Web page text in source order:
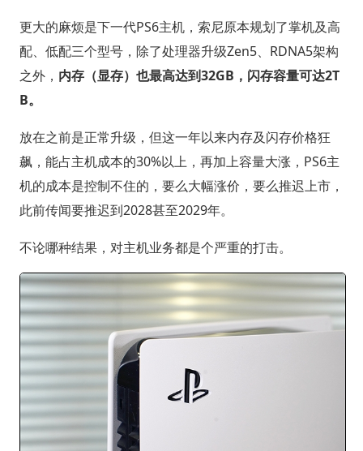
更大的麻烦是下一代PS6主机，索尼原本规划了掌机及高
配、低配三个型号，除了处理器升级Zen5、RDNA5架构
之外， 内存（显存）也最高达到32GB，闪存容量可达2T
B。
放在之前是正常升级，但这一年以来内存及闪存价格狂
飙，能占主机成本的30%以上，再加上容量大涨，PS6主
机的成本是控制不住的，要么大幅涨价，要么推迟上市，
此前传闻要推迟到2028甚至2029年。
不论哪种结果，对主机业务都是个严重的打击。